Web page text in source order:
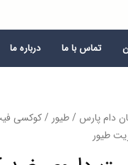
تماس با ما درباره ما
دام پارس /طیور / کوکسی
طیور